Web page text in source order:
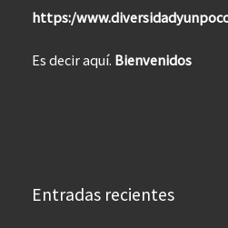
https:/
Es decir aquí. Bienvenidos
Entradas recientes